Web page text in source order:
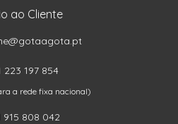
ao Cliente
223 197 854
a rede fixa nacional)
915 808 042